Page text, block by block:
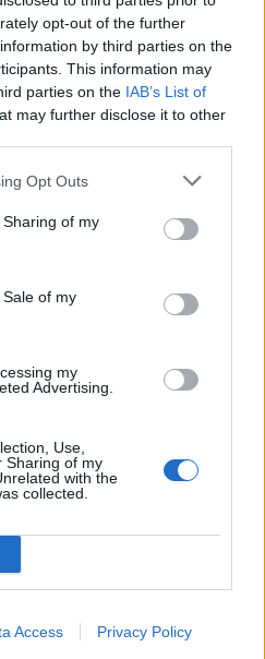
opt-out of the further
by third parties on the
This information may
parties on the IAB’s List of
may further disclose it to other
Opt Outs
of my
of my
my
Advertising.
Use,
Sharing of my
with the
collected.
Access Privacy Policy
eventi
a Materia
5 - Castronno
ANCHE